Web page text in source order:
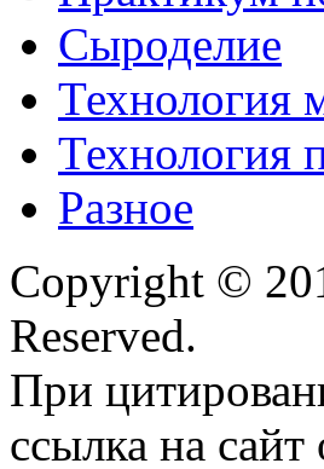
Сыроделие
Технология
Технология
Разное
Copyright ©
Reserved.
При
ссылка на сайт